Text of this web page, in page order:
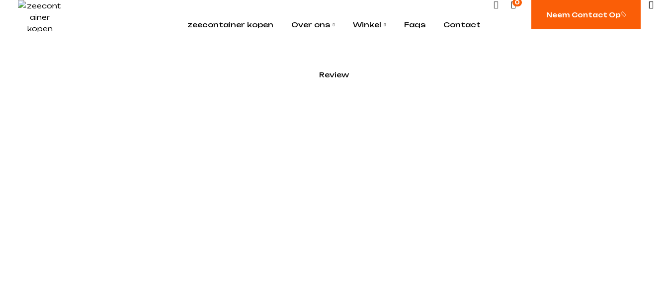
zeecontainer kopen Over ons Winkel Faqs Contact
Review
0
Neem Contact Op